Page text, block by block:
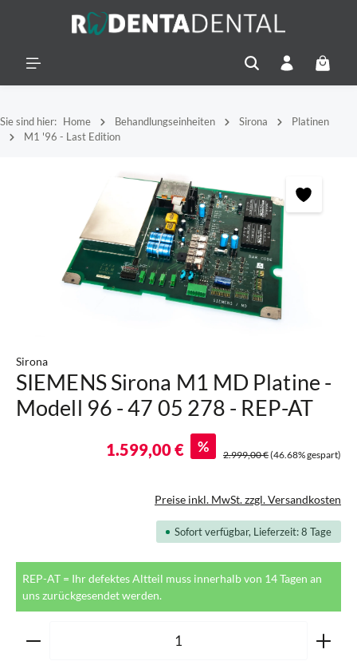
Sie sind hier: Home Behandlungseinheiten Sirona
Platinen
M1 '96 - Last Edition
Sirona
SIEMENS Sirona M1 MD Platine -
Modell 96 - 47 05 278 - REP-AT
1.599,00 € % 2.999,00 €(46.68% gespart)
Preise inkl. MwSt. zzgl. Versandkosten
Sofort verfügbar, Lieferzeit: 8 Tage
REP-AT = Ihr defektes Altteil muss innerhalb von 14 Tagen an
uns zurückgesendet werden.
Produkt Anzahl: Gib den gewünschten Wert ein oder